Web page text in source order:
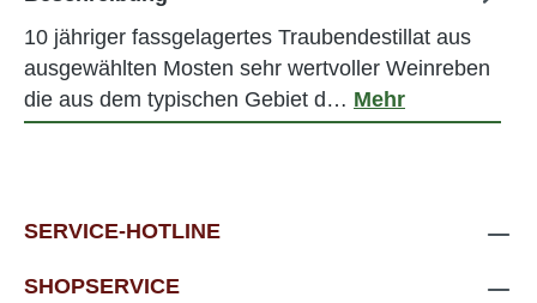
10 jähriger fassgelagertes Traubendestillat aus
ausgewählten Mosten sehr wertvoller Weinreben
die aus dem typischen Gebiet d… Mehr
SERVICE-HOTLINE
SHOPSERVICE